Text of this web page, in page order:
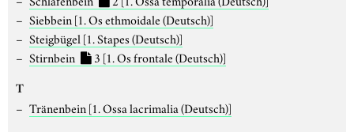
Siebbein [1. Os ethmoidale (Deutsch)]
Steigbügel [1. Stapes (Deutsch)]
Stirnbein
3 [1. Os frontale (Deutsch)]
T
Tränenbein [1. Ossa lacrimalia (Deutsch)]